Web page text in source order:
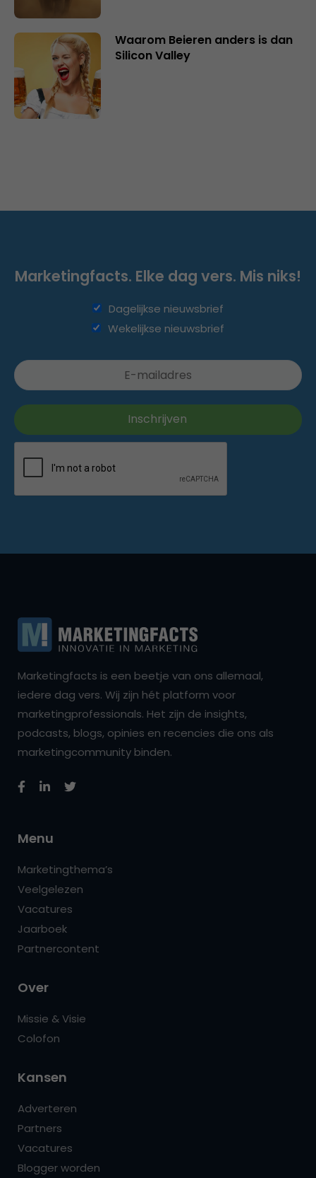
Waarom Beieren anders is dan
Silicon Valley
Marketingfacts. Elke dag vers. Mis niks!
Dagelijkse nieuwsbrief
Wekelijkse nieuwsbrief
Marketingfacts is een beetje van ons allemaal,
iedere dag vers. Wij zijn hét platform voor
marketingprofessionals. Het zijn de insights,
podcasts, blogs, opinies en recencies die ons als
marketingcommunity binden.
Menu
Marketingthema’s
Veelgelezen
Vacatures
Jaarboek
Partnercontent
Over
Missie & Visie
Colofon
Kansen
Adverteren
Partners
Vacatures
Blogger worden